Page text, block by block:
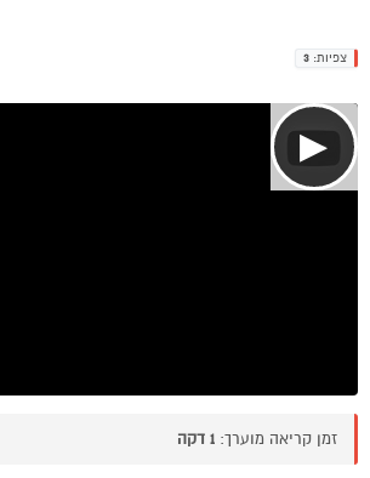
צפיות: 3
▶
זמן קריאה מוערך: 1 דקה